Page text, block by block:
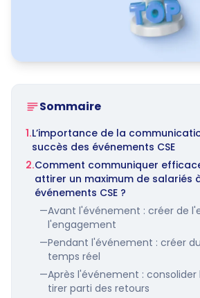
Sommaire
1.L’importance de la
succès des événements CSE
2.Comment communiquer
attirer un maximum de salariés
événements CSE ?
—Avant l'événement : créer de
l'engagement
—Pendant l'événement : créer
temps réel
—Après l'événement : consolider
tirer parti des retours